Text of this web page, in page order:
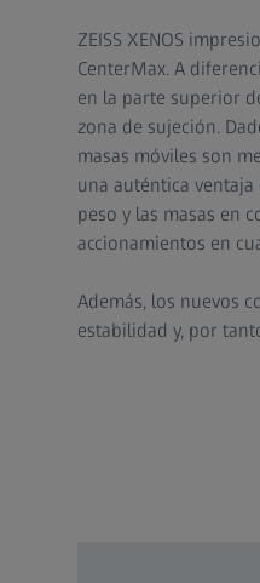
ZEISS XENOS
CenterMax. A
en la parte superior
zona de sujeción.
masas móviles son
una auténtica
peso y las masas en
accionamientos en
Además, los nuevos
estabilidad y, por